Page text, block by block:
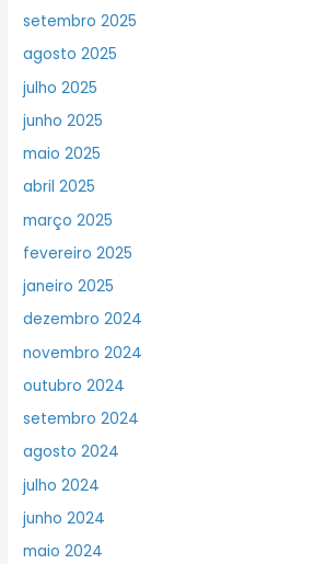
setembro 2025
agosto 2025
julho 2025
junho 2025
maio 2025
abril 2025
março 2025
fevereiro 2025
janeiro 2025
dezembro 2024
novembro 2024
outubro 2024
setembro 2024
agosto 2024
julho 2024
junho 2024
maio 2024